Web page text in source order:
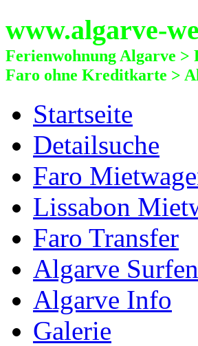
www.algarve-
Ferienwohnung Algarve >
Faro ohne Kreditkarte >
Startseite
Detailsuche
Faro
Lissabon
Faro Transfer
Algarve Surfen
Algarve Info
Galerie